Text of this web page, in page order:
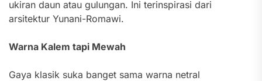
ukiran daun atau gulungan. Ini terinspirasi dari
arsitektur Yunani-Romawi.
Warna Kalem tapi Mewah
Gaya klasik suka banget sama warna netral